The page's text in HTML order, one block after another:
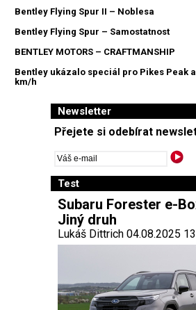
Bentley Flying Spur II – Noblesa
Bentley Flying Spur – Samostatnost
BENTLEY MOTORS – CRAFTMANSHIP
Bentley ukázalo speciál pro Pikes Peak
km/h
Newsletter
Přejete si odebírat
Test
Subaru Forester e-
Jiný druh
Lukáš Dittrich 04.08.2025